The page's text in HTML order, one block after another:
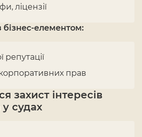
ліцензії
бізнес-елементом:
репутації
прав
захист інтересів
судах